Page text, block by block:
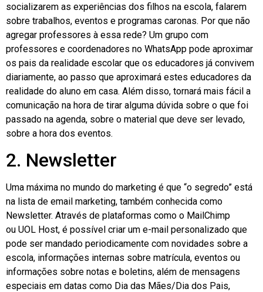
socializarem as experiências dos filhos na escola, falarem
sobre trabalhos, eventos e programas caronas. Por que não
agregar professores à essa rede? Um grupo com
professores e coordenadores no WhatsApp pode aproximar
os pais da realidade escolar que os educadores já convivem
diariamente, ao passo que aproximará estes educadores da
realidade do aluno em casa. Além disso, tornará mais fácil a
comunicação na hora de tirar alguma dúvida sobre o que foi
passado na agenda, sobre o material que deve ser levado,
sobre a hora dos eventos.
2. Newsletter
Uma máxima no mundo do marketing é que “o segredo” está
na lista de email marketing, também conhecida como
Newsletter. Através de plataformas como o MailChimp
ou UOL Host, é possível criar um e-mail personalizado que
pode ser mandado periodicamente com novidades sobre a
escola, informações internas sobre matrícula, eventos ou
informações sobre notas e boletins, além de mensagens
especiais em datas como Dia das Mães/Dia dos Pais,